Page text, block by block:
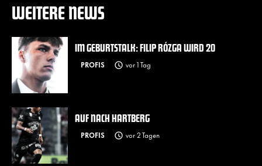
WEITERE NEWS
IM GEBURTSTALK: FILIP RÓZGA WIRD 20
PROFIS vor 1 Tag
AUF NACH HARTBERG
PROFIS vor 2 Tagen